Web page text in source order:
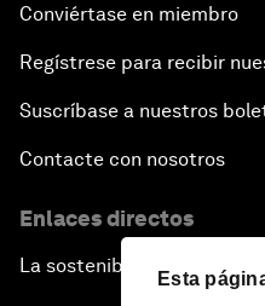
Esta
Conviértase en miembro
Regístrese para recibir
Suscríbase a nuestros
Contacte con nosotros
Enlaces directos
La sostenibilidad en el Foro